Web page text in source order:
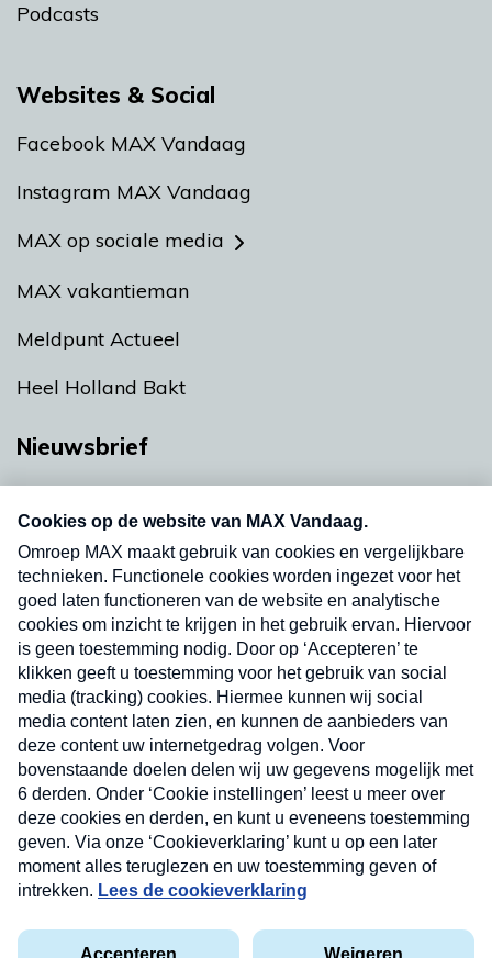
Podcasts
Websites & Social
Facebook MAX Vandaag
Instagram MAX Vandaag
MAX op sociale media
MAX vakantieman
Meldpunt Actueel
Heel Holland Bakt
Nieuwsbrief
nieuwsbrief. Elke vrijdag- en dinsdagochtend in
uw mailbox.
Verzend
Privacyverklaring
Cookieverklaring
Nieuwsbrief
Neem hier een gratis abonnement op onze
nieuwsbrief. Elke vrijdag- en dinsdagochtend in uw